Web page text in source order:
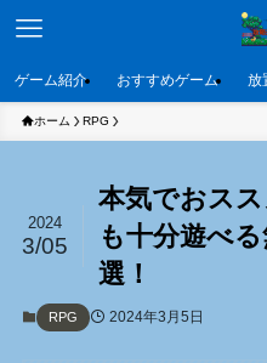
ゲーム紹介 おすすめゲーム 放
ホーム RPG
本気でおス
も十分遊べ
選！
2024
3/05
RPG 2024年3月5日